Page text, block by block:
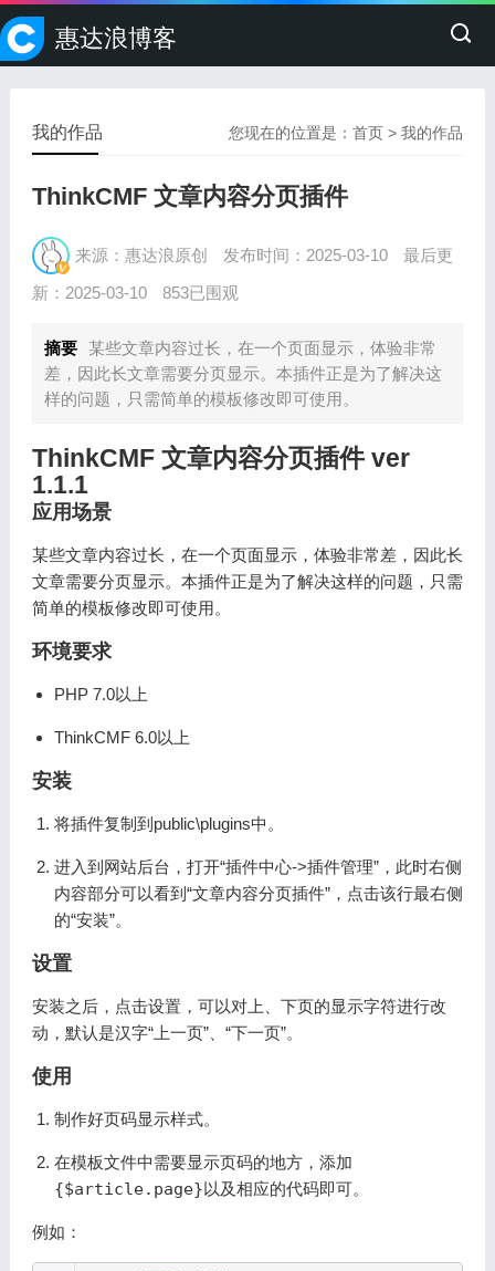
惠达浪博客
我的作品 您现在的位置是：首页 >我的作品
ThinkCMF 文章内容分页插件
来源：惠达浪原创 发布时间：2025-03-10
最后更
新：2025-03-10
853已围观
摘要
某些文章内容过长，在一个页面显示，体验非常
差，因此长文章需要分页显示。本插件正是为了解决这
样的问题，只需简单的模板修改即可使用。
ThinkCMF 文章内容分页插件 ver
1.1.1
应用场景
某些文章内容过长，在一个页面显示，体验非常差，因此长
文章需要分页显示。本插件正是为了解决这样的问题，只需
简单的模板修改即可使用。
环境要求
PHP 7.0以上
ThinkCMF 6.0以上
安装
将插件复制到public\plugins中。
进入到网站后台，打开“插件中心->插件管理”，此时右侧
内容部分可以看到“文章内容分页插件”，点击该行最右侧
的“安装”。
设置
安装之后，点击设置 ，可以对上、下页的显示字符进行改
动，默认是汉字“上一页”、“下一页”。
使用
制作好页码显示样式。
在模板文件中需要显示页码的地方，添加
{$article.page}以及相应的代码即可。
例如：